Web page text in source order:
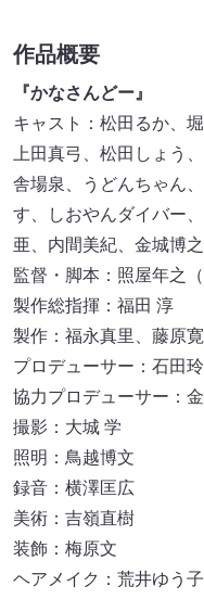
作品概要
『かなさんどー』
キャスト：松田るか、
上田真弓、松田しょう
舎場泉、うどんちゃん
す、しおやんダイバー
亜、内間美紀、金城博
監督・脚本：照屋年之
製作総指揮：福田 淳
製作：福永真里、藤原
プロデューサー：石田
協力プロデューサー：
撮影：大城 学
照明：鳥越博文
録音：横澤匡広
美術：吉嶺直樹
装飾：梅原文
ヘアメイク：荒井ゆう